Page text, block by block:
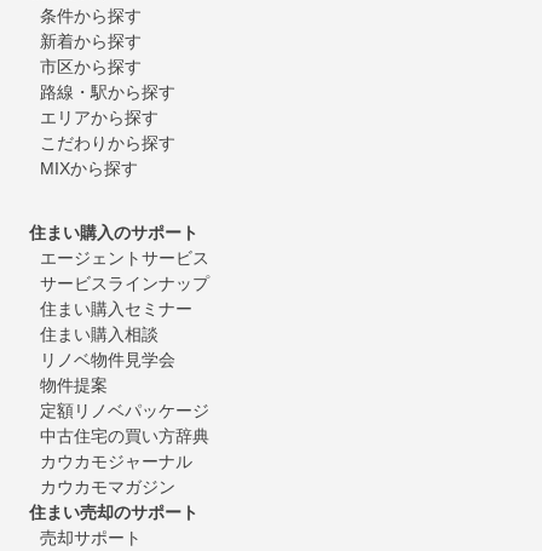
条件から探す
新着から探す
市区から探す
路線・駅から探す
エリアから探す
こだわりから探す
MIXから探す
住まい購入のサポート
エージェントサービス
サービスラインナップ
住まい購入セミナー
住まい購入相談
リノベ物件見学会
物件提案
定額リノベパッケージ
中古住宅の買い方辞典
カウカモジャーナル
カウカモマガジン
住まい売却のサポート
売却サポート